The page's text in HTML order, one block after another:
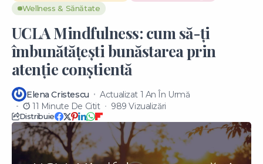
Wellness & Sănătate
UCLA Mindfulness: cum să-ți
îmbunătățești bunăstarea prin
atenție conștientă
Elena Cristescu
Actualizat 1 An În Urmă
11 Minute De Citit
989 Vizualizări
Distribuie